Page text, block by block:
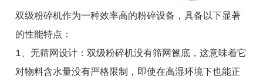
双级粉碎机作为一种效率高的粉碎设备，具备以下显著
的性能特点：
1、无筛网设计：双级粉碎机没有筛网篦底，这意味着它
对物料含水量没有严格限制，即使在高湿环境下也能正